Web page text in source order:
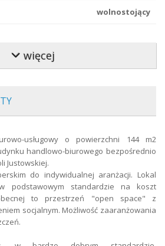
wolnostojący
własność
DSL
miejsce parkingowe
więcej
usługowy o powierzchni 144 m2
handlowo-biurowego bezpośrednio
Justowskiej.
do indywidualnej aranżacji. Lokal
podstawowym standardzie na koszt
to przestrzeń "open space" z
socjalnym. Możliwość zaaranżowania